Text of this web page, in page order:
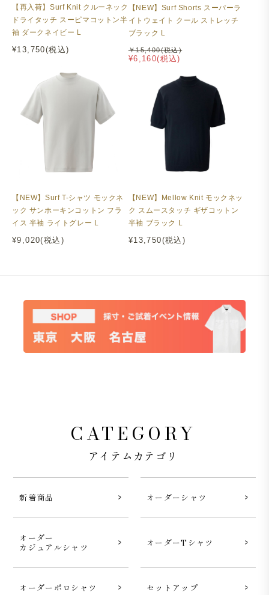
【再入荷】Surf Knit クルーネック
ドライタッチ スーピマコットン半
袖 ダークネイビー L
¥13,750(税込)
【NEW】Surf Shorts スーパーラ
イトウェイト クール ストレッチ
ブラック L
¥6,160(税込)
￥15,400(税込)
【NEW】Surf T-シャツ モックネ
ック サンホーキンコットン フラ
イス 半袖 ライトグレー L
¥9,020(税込)
【NEW】Mellow Knit モックネッ
ク スムースタッチ ギザコットン
半袖 ブラック L
¥13,750(税込)
CATEGORY
アイテムカテゴリ
新着商品 オーダーシャツ
オーダー
カジュアルシャツ
オーダーTシャツ
オーダーポロシャツ セットアップ